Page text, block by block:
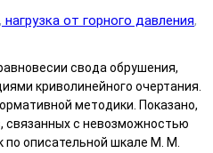
нагрузка от горного давления
свода обрушения,
криволинейного очертания.
методики. Показано,
связанных с невозможностью
описательной шкале М. М.